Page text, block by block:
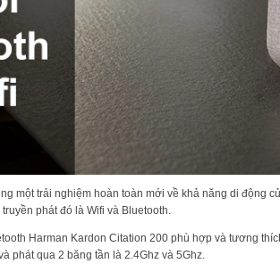
một trải nghiệm hoàn toàn mới về khả năng di động
phát đó là Wifi và Bluetooth.
Harman Kardon Citation 200 phù hợp và tương
phát qua 2 băng tần là 2.4Ghz và 5Ghz.